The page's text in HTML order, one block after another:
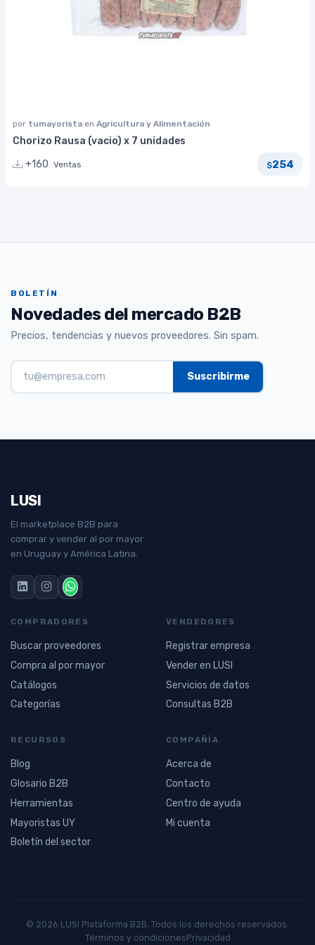
por tumayorista en Agricultura y Alimentación
Chorizo Rausa (vacio) x 7 unidades
+160 Ventas $254
BOLETÍN
Novedades del mercado B2B
Precios, tendencias y nuevos proveedores. Sin spam.
LUSI
El marketplace B2B para
comprar y vender al por mayor
en Uruguay y América Latina.
COMPRADORES
Buscar proveedores
Compra al por mayor
Catálogos
Categorías
VENDEDORES
Registrar empresa
Vender en LUSI
Servicios de datos
Consultas B2B
RECURSOS
Blog
Glosario B2B
Herramientas
Mayoristas UY
Boletín del sector
COMPAÑÍA
Acerca de
Contacto
Centro de ayuda
Mi cuenta
© 2026 LUSI Plataforma B2B. Todos los derechos reservados.
Términos y condicionesPrivacidad